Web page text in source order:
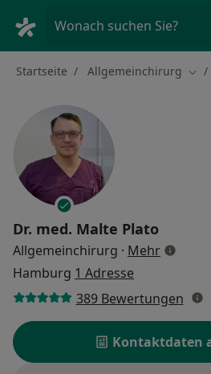
Wonach suchen Sie?
Startseite Allgemeinchirurg
Dr. med. Malte Plato
Allgemeinchirurg · Mehrüber
Hamburg 1 Adresse
389 Bewertungen
Kontaktdaten